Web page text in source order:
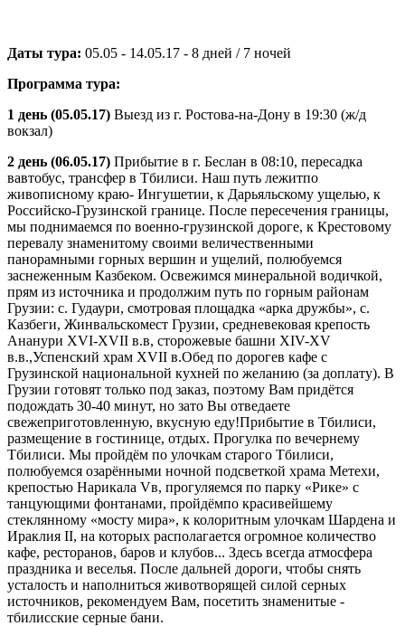
Даты тура: 05.05 - 14.05.17 - 8 дней / 7 ночей
Программа тура:
1 день (05.05.17) Выезд из г. Ростова-на-Дону в 19:30 (ж/д
вокзал)
2 день (06.05.17) Прибытие в г. Беслан в 08:10, пересадка
вавтобус, трансфер в Тбилиси. Наш путь лежитпо
живописному краю- Ингушетии, к Дарьяльскому ущелью, к
Российско-Грузинской границе. После пересечения границы,
мы поднимаемся по военно-грузинской дороге, к Крестовому
перевалу знаменитому своими величественными
панорамными горных вершин и ущелий, полюбуемся
заснеженным Казбеком. Освежимся минеральной водичкой,
прям из источника и продолжим путь по горным районам
Грузии: с. Гудаури, смотровая площадка «арка дружбы», с.
Казбеги, Жинвальскомест Грузии, средневековая крепость
Ананури XVI-XVII в.в, сторожевые башни XIV-XV
в.в.,Успенский храм XVII в.Обед по дорогев кафе с
Грузинской национальной кухней по желанию (за доплату). В
Грузии готовят только под заказ, поэтому Вам придётся
подождать 30-40 минут, но зато Вы отведаете
свежеприготовленную, вкусную еду!Прибытие в Тбилиси,
размещение в гостинице, отдых. Прогулка по вечернему
Тбилиси. Мы пройдём по улочкам старого Тбилиси,
полюбуемся озарёнными ночной подсветкой храма Метехи,
крепостью Нарикала Vв, прогуляемся по парку «Рике» с
танцующими фонтанами, пройдёмпо красивейшему
стеклянному «мосту мира», к колоритным улочкам Шардена и
Ираклия II, на которых располагается огромное количество
кафе, ресторанов, баров и клубов... Здесь всегда атмосфера
праздника и веселья. После дальней дороги, чтобы снять
усталость и наполниться животворящей силой серных
источников, рекомендуем Вам, посетить знаменитые -
тбилисские серные бани.